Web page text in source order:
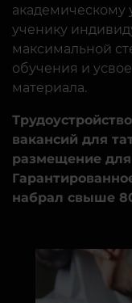
академическому
ученику
максимальной
обучения и
материала.
вакансий для
размещение
набрал свыше